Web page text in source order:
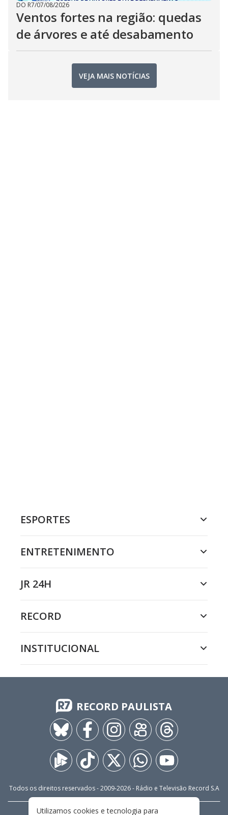
DO R7/07/08/2026
Ventos fortes na região: quedas
de árvores e até desabamento
VEJA MAIS NOTÍCIAS
ESPORTES
ENTRETENIMENTO
JR 24H
RECORD
INSTITUCIONAL
RECORD PAULISTA
Todos os direitos reservados - 2009-2026- Rádio e Televisão Record S.A
Utilizamos cookies e tecnologia para